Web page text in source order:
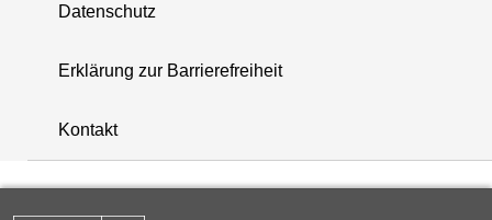
+
−
Datenschutz
Erklärung zur Barrierefreiheit
Kontakt